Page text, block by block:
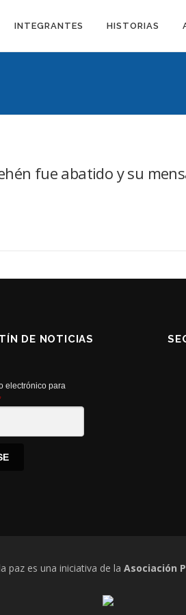
INTEGRANTES HISTORIAS
fue abatido y su
DE NOTICIAS
electrónico para
paz es una iniciativa de la Asociación